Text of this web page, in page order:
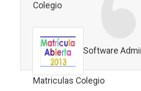
Colegio
Software
Matriculas Colegio